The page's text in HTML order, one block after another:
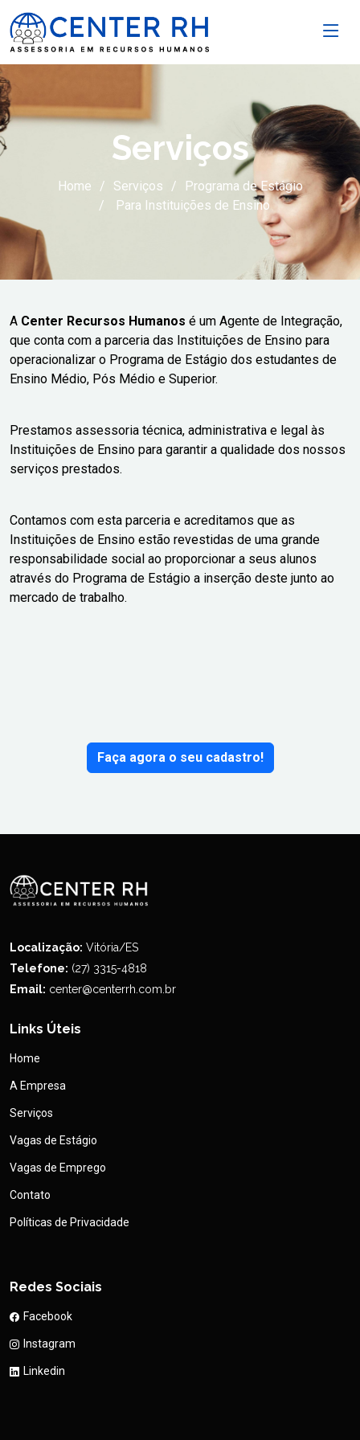
Serviços
Home Serviços
Programa de Estágio
Para Instituições de Ensino
A Center Recursos Humanos é um Agente de Integração,
que conta com a parceria das Instituições de Ensino para
operacionalizar o Programa de Estágio dos estudantes de
Ensino Médio, Pós Médio e Superior.
Prestamos assessoria técnica, administrativa e legal às
Instituições de Ensino para garantir a qualidade dos nossos
serviços prestados.
Contamos com esta parceria e acreditamos que as
Instituições de Ensino estão revestidas de uma grande
responsabilidade social ao proporcionar a seus alunos
através do Programa de Estágio a inserção deste junto ao
mercado de trabalho.
Faça agora o seu cadastro!
Localização: Vitória/ES
Telefone: (27) 3315-4818
Email: center@centerrh.com.br
Links Úteis
Home
A Empresa
Serviços
Vagas de Estágio
Vagas de Emprego
Contato
Políticas de Privacidade
Redes Sociais
Facebook
Instagram
Linkedin